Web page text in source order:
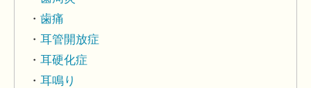
歯痛
耳管開放症
耳硬化症
耳鳴り